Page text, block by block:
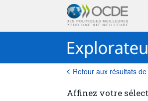
Retour aux résultats
Affinez votre